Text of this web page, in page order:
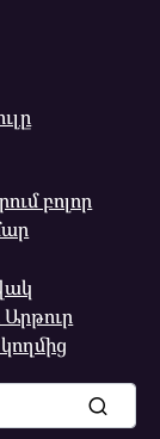
բոլոր